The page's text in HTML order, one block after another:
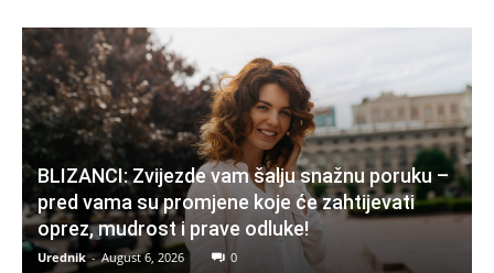
BLIZANCI: Zvijezde vam šalju snažnu poruku –
pred vama su promjene koje će zahtijevati
oprez, mudrost i prave odluke!
Urednik - August 6, 2026 0